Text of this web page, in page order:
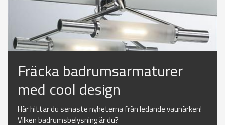
Fräcka badrumsarmaturer
med cool design
Här hittar du senaste nyheterna från ledande vaunärken!
Vilken badrumsbelysning är du?